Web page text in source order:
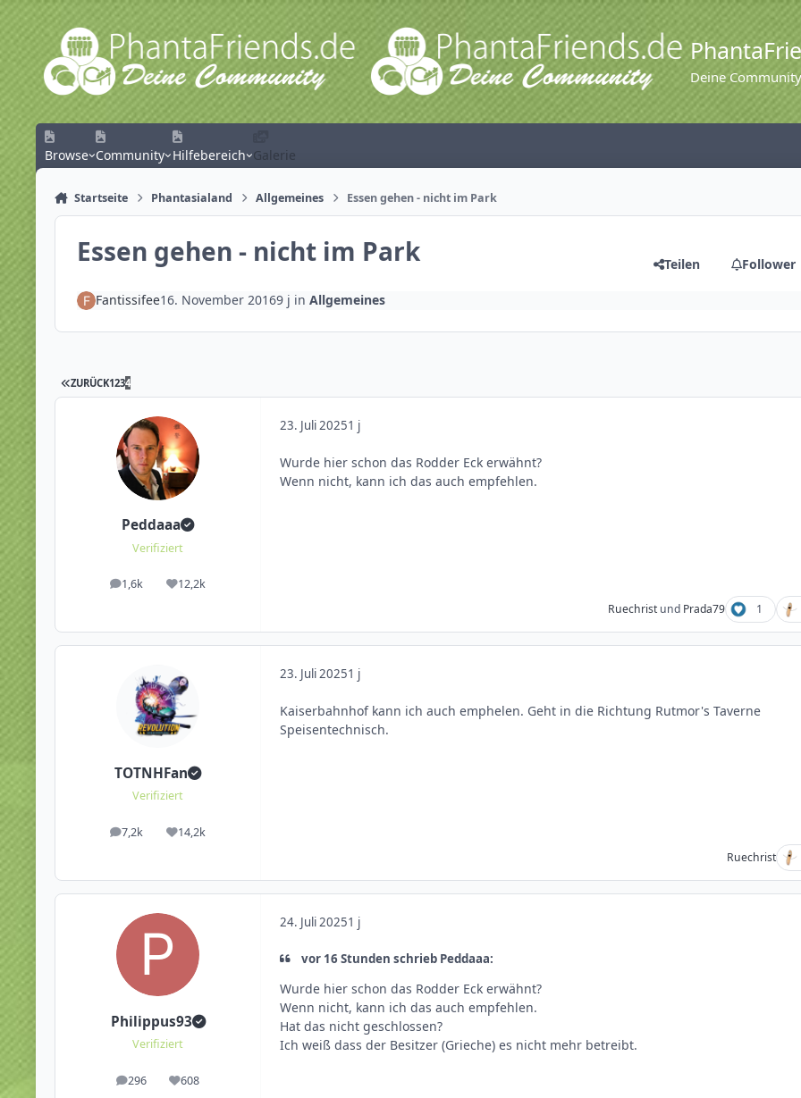
Zum Inhalt springen
Deine
Browse Community Hilfebereich Galerie
Startseite Phantasialand Allgemeines Essen gehen - nicht im Park
Essen gehen - nicht im Park Teilen Follower
Fantissifee16. November 20169 j in Allgemeines
ZURÜCK1234
Peddaaa
Verifiziert
1,6k
Beiträge 12,2k
Reputation
23. Juli 20251 j
Wurde hier schon das Rodder Eck erwähnt?
Wenn nicht, kann ich das auch empfehlen.
Ruechrist und Prada79 1
TOTNHFan
Verifiziert
7,2k
Beiträge 14,2k
Reputation
23. Juli 20251 j
Kaiserbahnhof kann ich auch emphelen. Geht in die Richtung Rutmor's Taverne
Speisentechnisch.
Ruechrist
Philippus93
Verifiziert
296
Beiträge 608
Reputation
24. Juli 20251 j
vor 16 Stunden schrieb Peddaaa:
Wurde hier schon das Rodder Eck erwähnt?
Wenn nicht, kann ich das auch empfehlen.
Hat das nicht geschlossen?
Ich weiß dass der Besitzer (Grieche) es nicht mehr betreibt.